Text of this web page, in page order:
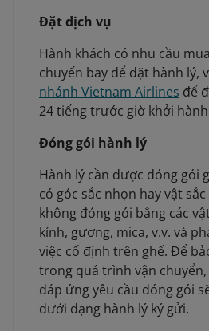
Đặt dịch vụ
Hành khách có nhu cầu
chuyến bay để đặt hành lý,
nhánh Vietnam Airlines để
24 tiếng trước giờ khởi
Đóng gói hành lý
Hành lý cần được đóng gói
có góc sắc nhọn hay vật
không đóng gói bằng các
kính, gương, mica, v.v. và
việc cố định trên ghế. Để
trong quá trình vận
đáp ứng yêu cầu đóng gói
dưới dạng hành lý ký gửi.